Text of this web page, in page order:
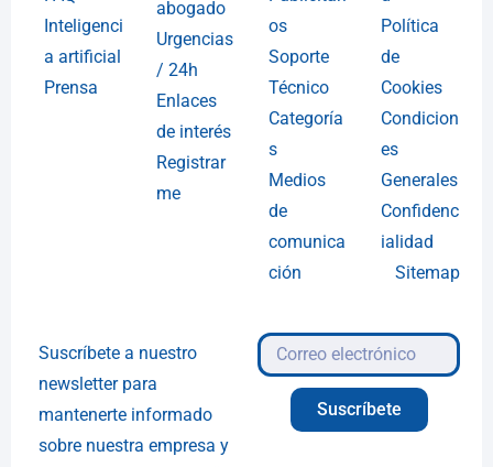
Inteligenci
a artificial
Prensa
abogado
Urgencias
/ 24h
Enlaces
de interés
Registrar
me
os
Soporte
Técnico
Categoría
s
Medios
de
comunica
ción
Política
de
Cookies
Condicion
es
Generales
Confidenc
ialidad
Sitemap
Suscríbete a nuestro
newsletter para
mantenerte informado
sobre nuestra empresa y
Suscríbete